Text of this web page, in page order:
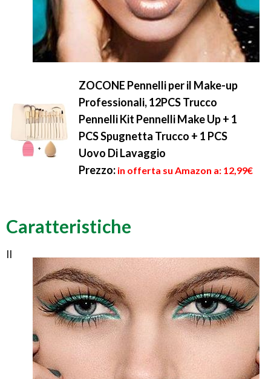
ZOCONE Pennelli per il Make-up
Professionali, 12PCS Trucco
Pennelli Kit Pennelli Make Up + 1
PCS Spugnetta Trucco + 1 PCS
Uovo Di Lavaggio
Prezzo: in offerta su Amazon a: 12,99€
Caratteristiche
Il